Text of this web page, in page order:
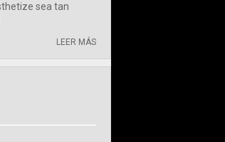
sea tan
LEER MÁS